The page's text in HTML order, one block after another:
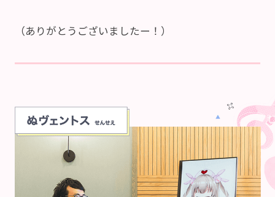
（ありがとうございましたー！）